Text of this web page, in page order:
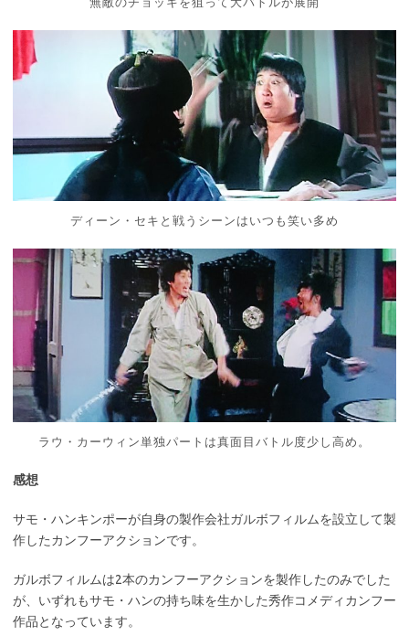
ディーン・セキと戦うシーンはいつも笑い多め
ラウ・カーウィン単独パートは真面目バトル度少し高め。
感想
サモ・ハンキンポーが自身の製作会社ガルボフィルムを設立して製
作したカンフーアクションです。
ガルボフィルムは2本のカンフーアクションを製作したのみでした
が、いずれもサモ・ハンの持ち味を生かした秀作コメディカンフー
作品となっています。